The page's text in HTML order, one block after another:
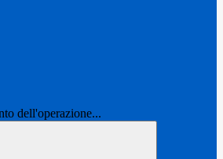
dell'operazione...